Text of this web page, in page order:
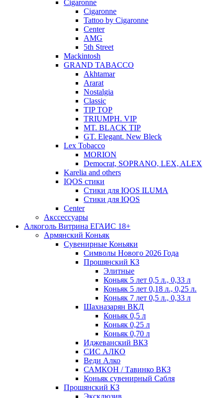
Cigaronne
Cigaronne
Tattoo by Cigaronne
Center
AMG
5th Street
Mackintosh
GRAND TABACCO
Akhtamar
Ararat
Nostalgia
Classic
TIP TOP
TRIUMPH. VIP
MT. BLACK TIP
GT. Elegant. New Bleck
Lex Tobacco
MORION
Democrat, SOPRANO, LEX, ALEX
Karelia and others
IQOS стики
Стики для IQOS ILUMA
Стики для IQOS
Сenter
Акссессуары
Алкоголь Витрина ЕГАИС 18+
Армянский Коньяк
Сувенирные Коньяки
Символы Нового 2026 Года
Прошянский КЗ
Элитные
Коньяк 5 лет 0,5 л., 0,33 л
Коньяк 5 лет 0,18 л., 0,25 л.
Коньяк 7 лет 0,5 л., 0,33 л
Шахназарян ВКД
Коньяк 0,5 л
Коньяк 0,25 л
Коньяк 0,70 л
Иджеванский ВКЗ
СИС АЛКО
Веди Алко
САМКОН / Тавинко ВКЗ
Коньяк сувенирный Сабля
Прошянский КЗ
Эксклюзив